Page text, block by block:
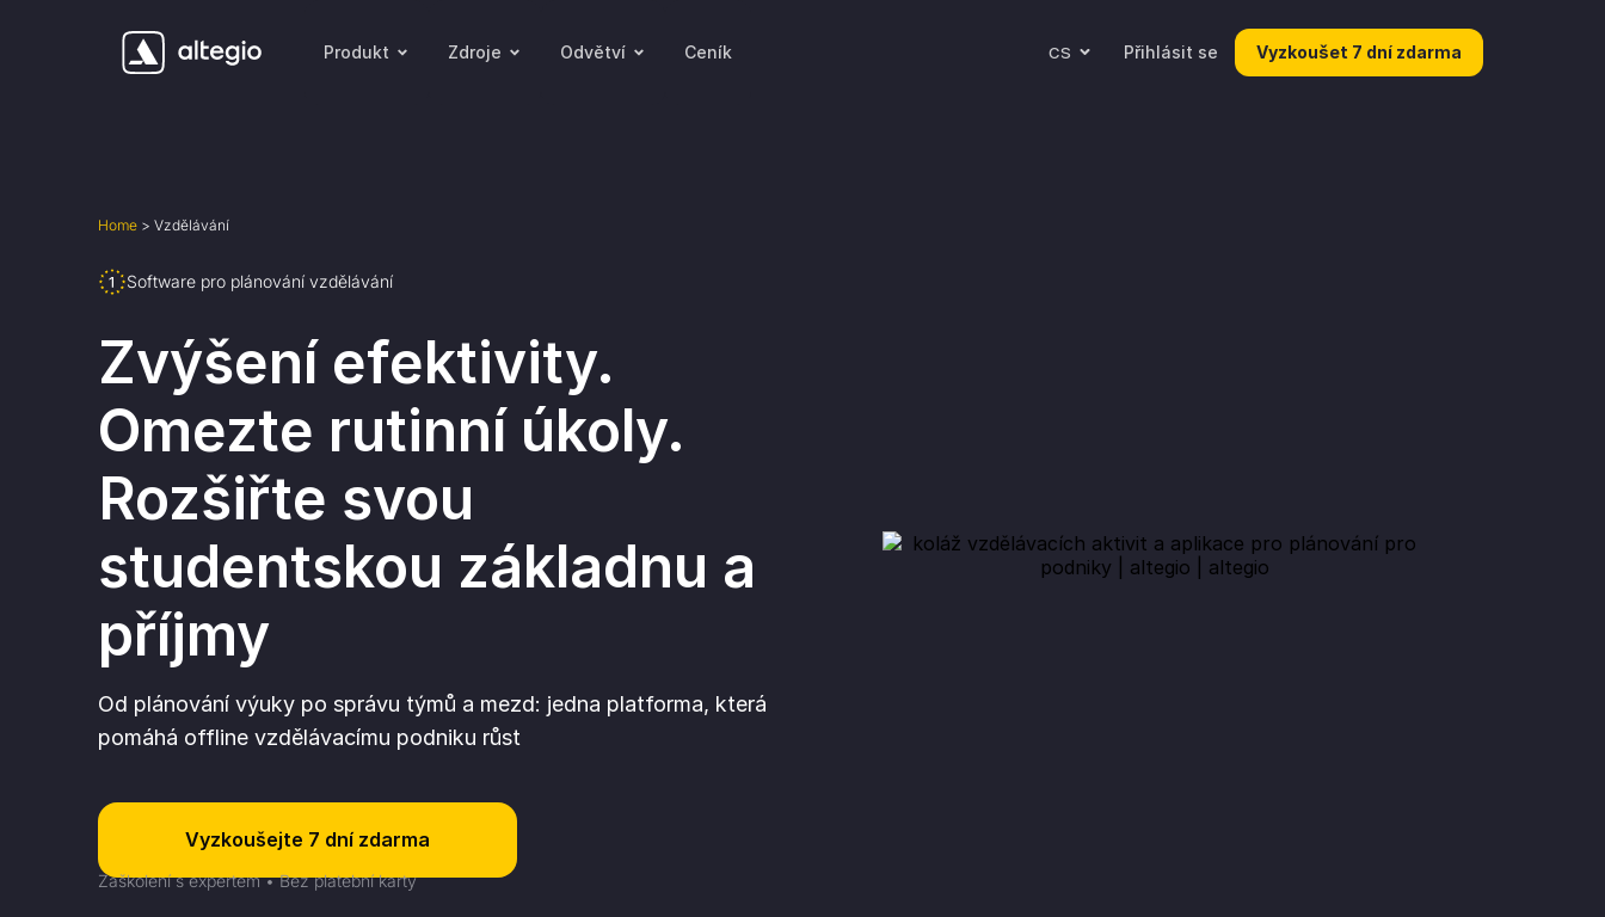
Produkt Zdroje Odvětví Ceník CS Přihlásit se Vyzkoušet 7 dní zdarma
Home > Vzdělávání
Software pro plánování vzdělávání
Zvýšení efektivity.
Omezte rutinní úkoly.
Rozšiřte svou
studentskou základnu a
příjmy
Od plánování výuky po správu týmů a mezd: jedna platforma, která
pomáhá offline vzdělávacímu podniku růst
Vyzkoušejte 7 dní zdarma
Zaškolení s expertem • Bez platební karty